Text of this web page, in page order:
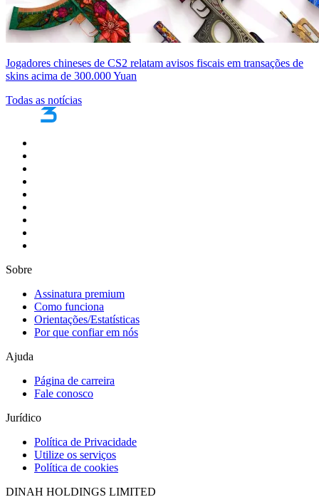
Jogadores chineses de CS2 relatam avisos fiscais em transações de
skins acima de 300.000 Yuan
Todas as notícias
Sobre
Assinatura premium
Como funciona
Orientações/Estatísticas
Por que confiar em nós
Ajuda
Página de carreira
Fale conosco
Jurídico
Política de Privacidade
Utilize os serviços
Política de cookies
DINAH HOLDINGS LIMITED